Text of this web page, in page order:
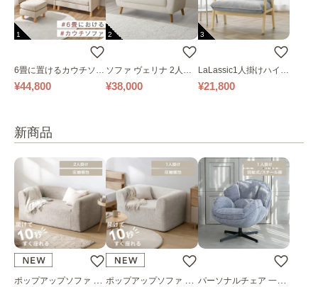
1
6畳に置けるカウチソフ
ァ｜ベージュ
¥44,800
2
ソファ ヴェリナ 2人掛
け
¥38,000
3
LaLassic1人掛けハイバ
ックソファ ワイド
¥21,800
新商品
ポップアップソファ ソ ポップアップソファ ソ パーソナルチェア 一人